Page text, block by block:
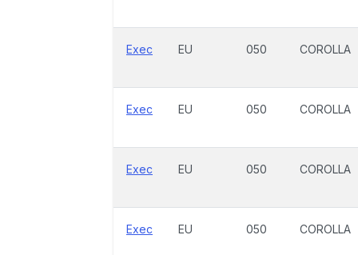
Exec EU 050 COROLLA
Exec EU 050 COROLLA
Exec EU 050 COROLLA
Exec EU 050 COROLLA